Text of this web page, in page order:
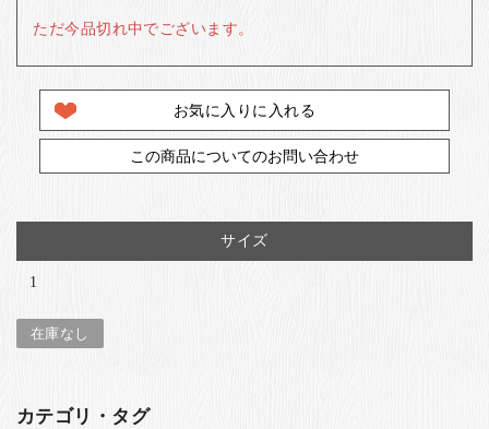
ただ今品切れ中でございます。
お気に入りに入れる
この商品についてのお問い合わせ
サイズ
1
在庫なし
カテゴリ・タグ